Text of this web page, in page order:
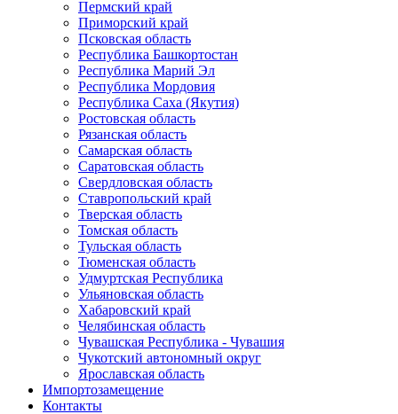
Пермский край
Приморский край
Псковская область
Республика Башкортостан
Республика Марий Эл
Республика Мордовия
Республика Саха (Якутия)
Ростовская область
Рязанская область
Самарская область
Саратовская область
Свердловская область
Ставропольский край
Тверская область
Томская область
Тульская область
Тюменская область
Удмуртская Республика
Ульяновская область
Хабаровский край
Челябинская область
Чувашская Республика - Чувашия
Чукотский автономный округ
Ярославская область
Импортозамещение
Контакты